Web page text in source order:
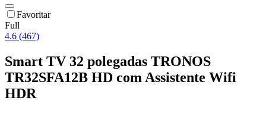
Favoritar
Full
4.6 (467)
Smart TV 32 polegadas TRONOS
TR32SFA12B HD com Assistente Wifi
HDR